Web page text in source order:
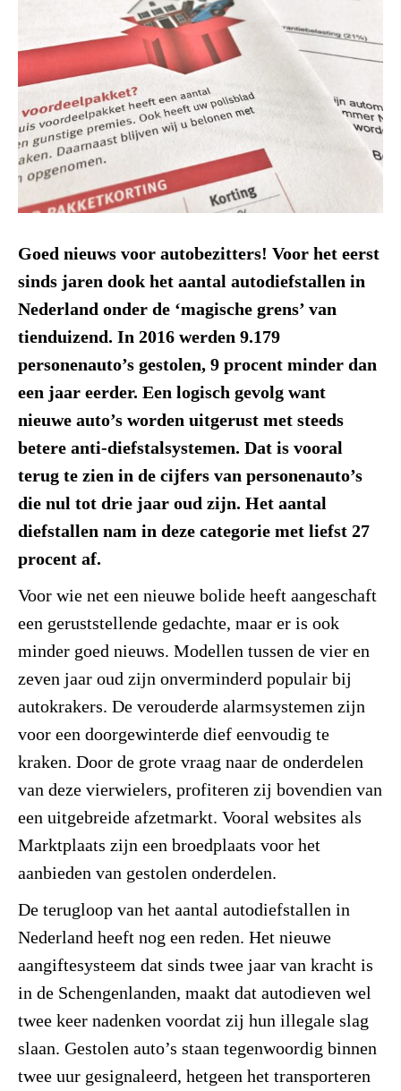
Goed nieuws voor autobezitters! Voor het eerst
sinds jaren dook het aantal autodiefstallen in
Nederland onder de ‘magische grens’ van
tienduizend. In 2016 werden 9.179
personenauto’s gestolen, 9 procent minder dan
een jaar eerder. Een logisch gevolg want
nieuwe auto’s worden uitgerust met steeds
betere anti-diefstalsystemen. Dat is vooral
terug te zien in de cijfers van personenauto’s
die nul tot drie jaar oud zijn. Het aantal
diefstallen nam in deze categorie met liefst 27
procent af.
Voor wie net een nieuwe bolide heeft aangeschaft
een geruststellende gedachte, maar er is ook
minder goed nieuws. Modellen tussen de vier en
zeven jaar oud zijn onverminderd populair bij
autokrakers. De verouderde alarmsystemen zijn
voor een doorgewinterde dief eenvoudig te
kraken. Door de grote vraag naar de onderdelen
van deze vierwielers, profiteren zij bovendien van
een uitgebreide afzetmarkt. Vooral websites als
Marktplaats zijn een broedplaats voor het
aanbieden van gestolen onderdelen.
De terugloop van het aantal autodiefstallen in
Nederland heeft nog een reden. Het nieuwe
aangiftesysteem dat sinds twee jaar van kracht is
in de Schengenlanden, maakt dat autodieven wel
twee keer nadenken voordat zij hun illegale slag
slaan. Gestolen auto’s staan tegenwoordig binnen
twee uur gesignaleerd, hetgeen het transporteren